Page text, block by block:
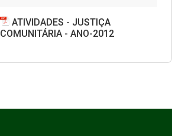
ATIVIDADES - JUSTIÇA
COMUNITÁRIA - ANO-2012